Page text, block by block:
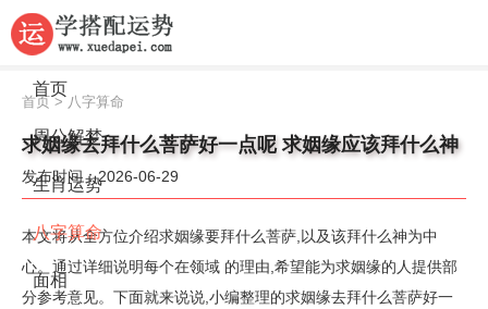
首页
周公解梦
生肖运势
八字算命
面相
首页> 八字算命
求姻缘去拜什么菩萨好一点呢 求姻缘应该拜什么神
发布时间：2026-06-29
本文将从全方位介绍求姻缘要拜什么菩萨,以及该拜什么神为中
心。通过详细说明每个在领域 的理由,希望能为求姻缘的人提供部
分参考意见。下面就来说说,小编整理的求姻缘去拜什么菩萨好一